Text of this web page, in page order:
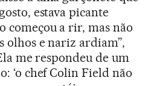
estava picante
começou a rir, mas não
olhos e nariz ardiam”,
me respondeu de um
‘o chef Colin Field não